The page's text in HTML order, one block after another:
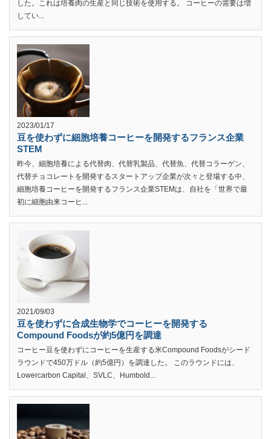
した。これは培養肉の生産と同じ技術を使用する。 コーヒーの需要は増
してい...
2023/01/17
豆を使わずに細胞培養コーヒーを開発するフランス企業
STEM
昨今、細胞培養による代替肉、代替乳製品、代替魚、代替コラーゲン、
代替チョコレートを開発するスタートアップ企業が次々と登場する中、
細胞培養コーヒーを開発するフランス企業STEMは、自社を「世界で最
初に細胞由来コーヒ...
2021/09/03
豆を使わずに合成生物学でコーヒーを開発する
Compound Foodsが約5億円を調達
コーヒー豆を使わずにコーヒーを生産する米Compound Foodsがシード
ラウンドで450万ドル（約5億円）を調達した。 このラウンドには、
Lowercarbon Capital、SVLC、Humbold...